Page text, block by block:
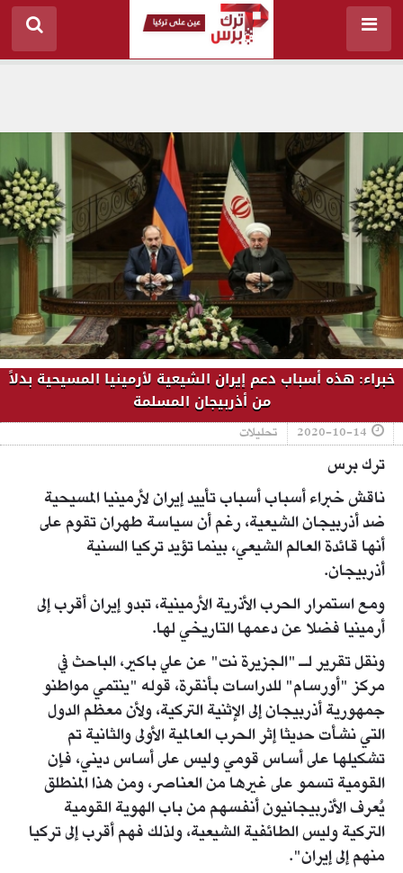
خبراء: هذه أسباب دعم إيران الشيعية لأرمينيا المسيحية بدلاً
من أذربيجان المسلمة
2020-10-14 تحليلات
ترك برس
ناقش خبراء أسباب أسباب تأييد إيران لأرمينيا المسيحية
ضد أذربيجان الشيعية، رغم أن سياسة طهران تقوم على
أنها قائدة العالم الشيعي، بينما تؤيد تركيا السنية
أذربيجان.
ومع استمرار الحرب الأذرية الأرمينية، تبدو إيران أقرب إلى
أرمينيا فضلا عن دعمها التاريخي لها.
ونقل تقرير لـ "الجزيرة نت" عن علي باكير، الباحث في
مركز "أورسام" للدراسات بأنقرة، قوله "ينتمي مواطنو
جمهورية أذربيجان إلى الإثنية التركية، ولأن معظم الدول
التي نشأت حديثا إثر الحرب العالمية الأولى والثانية تم
تشكيلها على أساس قومي وليس على أساس ديني، فإن
القومية تسمو على غيرها من العناصر، ومن هذا المنطلق
يُعرف الأذربيجانيون أنفسهم من باب الهوية القومية
التركية وليس الطائفية الشيعية، ولذلك فهم أقرب إلى تركيا
منهم إلى إيران".